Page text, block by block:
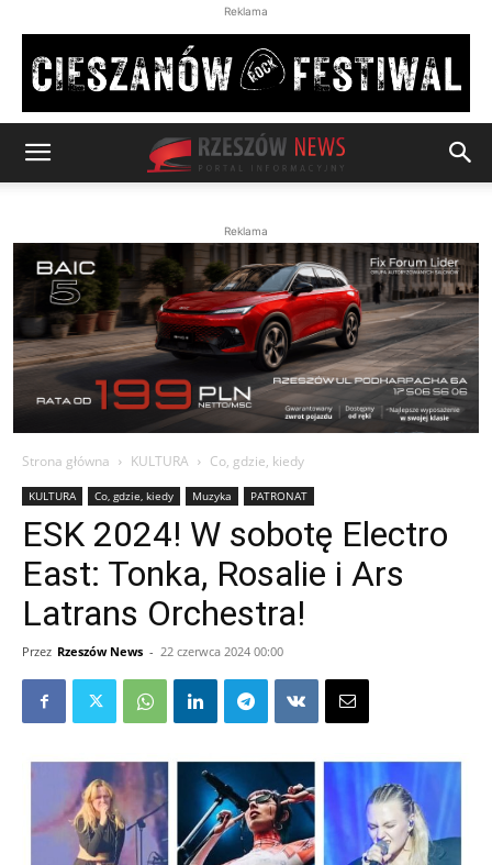
Reklama
Reklama
Strona główna KULTURA Co, gdzie, kiedy
KULTURA Co, gdzie, kiedy Muzyka PATRONAT
ESK 2024! W sobotę Electro
East: Tonka, Rosalie i Ars
Latrans Orchestra!
Przez Rzeszów News - 22 czerwca 2024 00:00